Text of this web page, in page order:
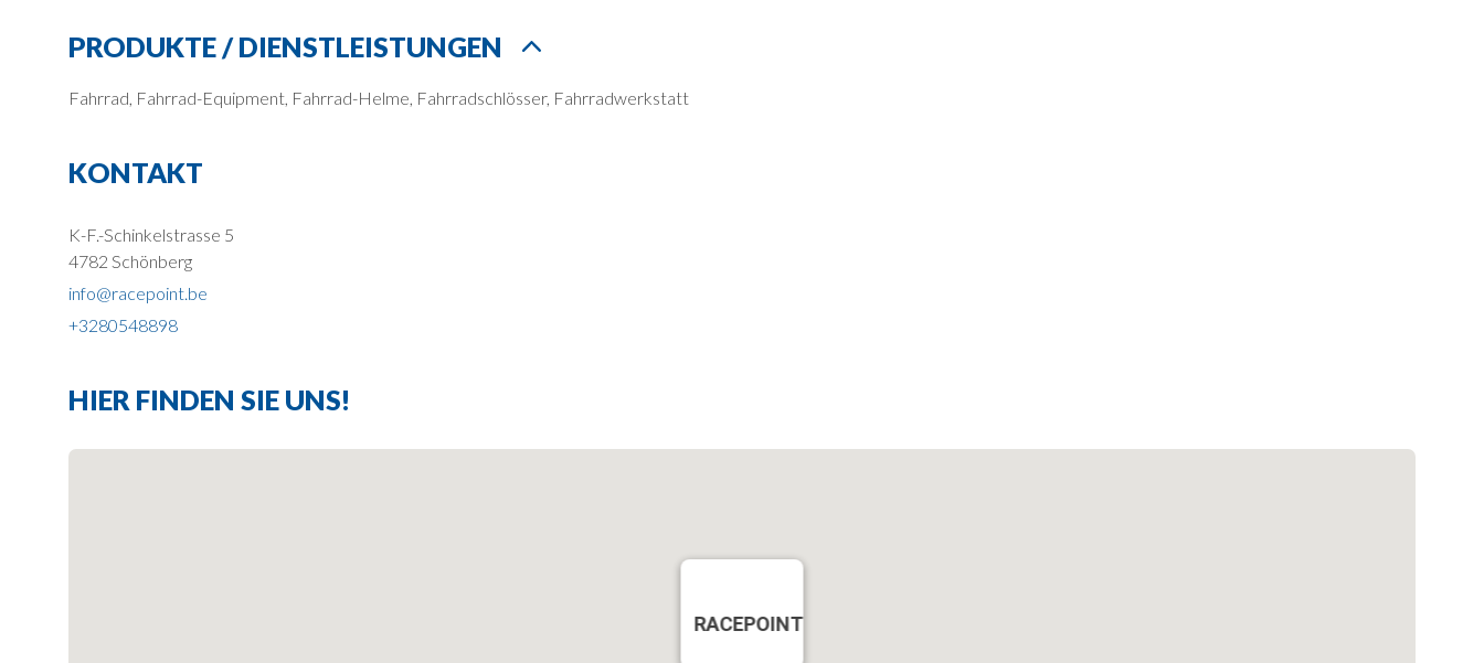
PRODUKTE / DIENSTLEISTUNGEN
Fahrrad, Fahrrad-Equipment, Fahrrad-Helme, Fahrradschlösser, Fahrradwerkstatt
KONTAKT
K-F.-Schinkelstrasse 5
4782 Schönberg
info@racepoint.be
+3280548898
HIER FINDEN SIE UNS!
RACEPOINT